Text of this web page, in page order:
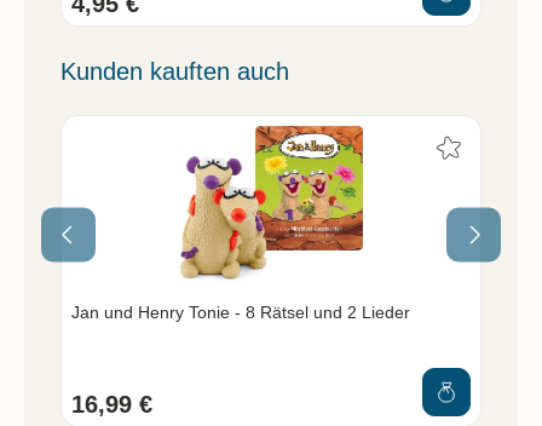
Kunden kauften auch
Jan und Henry Tonie - 8 Rätsel und 2 Lieder
16,99 €